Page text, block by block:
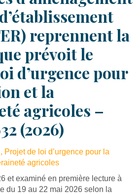
reprennent la
prévoit le
d’urgence pour
et la
agricoles –
(2026)
de loi d’urgence pour la
agricoles
et examiné en première lecture à
du 19 au 22 mai 2026 selon la